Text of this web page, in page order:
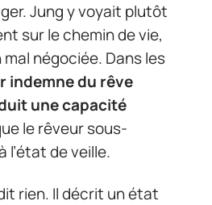
Jung y voyait plutôt
sur le chemin de vie,
négociée. Dans les
indemne du rêve
une capacité
le rêveur sous-
l’état de veille.
rien. Il décrit un état